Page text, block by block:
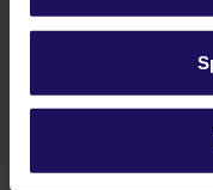
Szczegółowe
Często
Jak zmienić
Na jakiej podstawie i
pokładowe/bilety